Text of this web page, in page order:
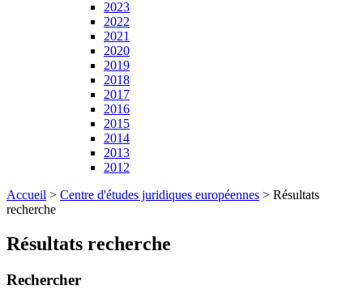
2023
2022
2021
2020
2019
2018
2017
2016
2015
2014
2013
2012
Accueil > Centre d'études juridiques européennes > Résultats
recherche
Résultats recherche
Rechercher